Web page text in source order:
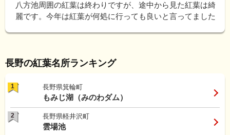
八方池周囲の紅葉は終わりですが、途中から見た紅葉は綺
麗です。今年は紅葉が何処に行っても良いと言ってました
長野の紅葉名所ランキング
1 長野県箕輪町
もみじ湖（みのわダム）
2 長野県軽井沢町
雲場池